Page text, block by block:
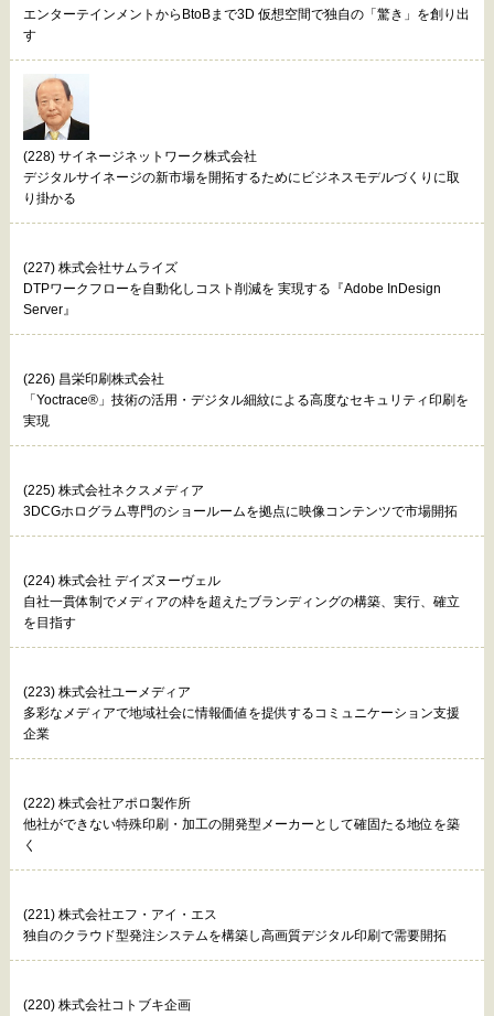
エンターテインメントからBtoBまで3D 仮想空間で独自の「驚き」を創り出
す
(228) サイネージネットワーク株式会社
デジタルサイネージの新市場を開拓するためにビジネスモデルづくりに取
り掛かる
(227) 株式会社サムライズ
DTPワークフローを自動化しコスト削減を 実現する『Adobe InDesign
Server』
(226) 昌栄印刷株式会社
「Yoctrace®」技術の活用・デジタル細紋による高度なセキュリティ印刷を
実現
(225) 株式会社ネクスメディア
3DCGホログラム専門のショールームを拠点に映像コンテンツで市場開拓
(224) 株式会社 デイズヌーヴェル
自社一貫体制でメディアの枠を超えたブランディングの構築、実行、確立
を目指す
(223) 株式会社ユーメディア
多彩なメディアで地域社会に情報価値を提供するコミュニケーション支援
企業
(222) 株式会社アポロ製作所
他社ができない特殊印刷・加工の開発型メーカーとして確固たる地位を築
く
(221) 株式会社エフ・アイ・エス
独自のクラウド型発注システムを構築し高画質デジタル印刷で需要開拓
(220) 株式会社コトブキ企画